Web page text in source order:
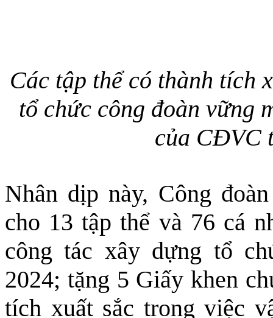
Các tập thể có thành tích
tổ chức công đoàn vững
của CĐVC
Nhân dịp này, Công
cho 13 tập thể và 76 cá
công tác xây dựng tổ
2024; tặng 5 Giấy khen
tích xuất sắc trong việc